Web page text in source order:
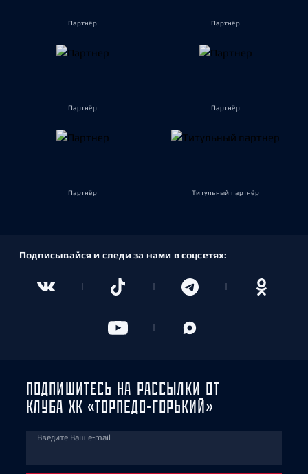
Партнёр Партнёр
Партнёр Партнёр
Партнёр Титульный партнёр
Подписывайся и следи за нами в соцсетях:
ПОДПИШИТЕСЬ НА РАССЫЛКИ ОТ
КЛУБА ХК «ТОРПЕДО-ГОРЬКИЙ»
Введите Ваш e-mail